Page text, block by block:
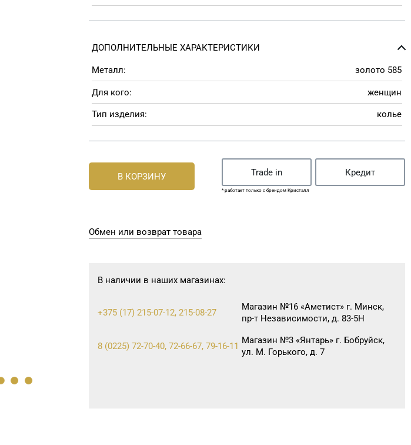
ДОПОЛНИТЕЛЬНЫЕ ХАРАКТЕРИСТИКИ
Металл: золото 585
Для кого: женщин
Тип изделия: колье
В КОРЗИНУ Trade in Кредит
* работает только с брендом Кристалл
Обмен или возврат товара
В наличии в наших магазинах:
+375 (17) 215-07-12, 215-08-27
Магазин №16 «Аметист» г. Минск,
пр-т Независимости, д. 83-5Н
8 (0225) 72-70-40, 72-66-67, 79-16-11
Магазин №3 «Янтарь» г. Бобруйск,
ул. М. Горького, д. 7